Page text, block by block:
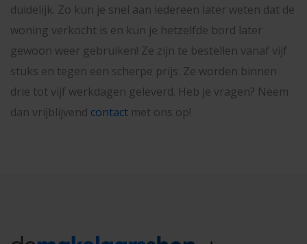
duidelijk. Zo kun je snel aan iedereen later weten dat de
woning verkocht is en kun je hetzelfde bord later
gewoon weer gebruiken! Ze zijn te bestellen vanaf vijf
stuks en tegen een scherpe prijs. Ze worden binnen
drie tot vijf werkdagen geleverd. Heb je vragen? Neem
dan vrijblijvend contact met ons op!